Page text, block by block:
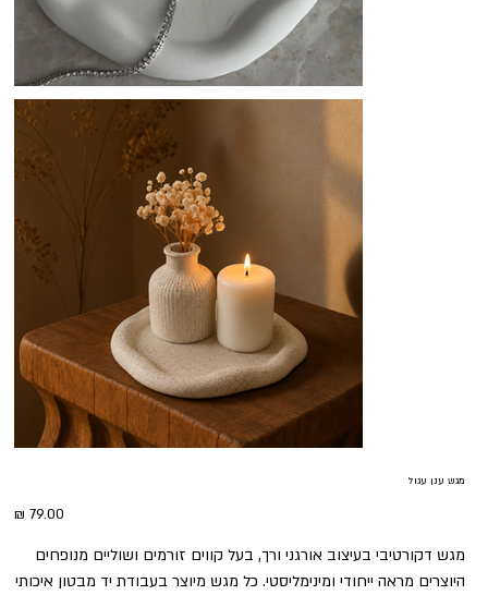
מגש ענן עגול
מגש דקורטיבי בעיצוב אורגני ורך, בעל קווים זורמים ושוליים מנופחים
היוצרים מראה ייחודי ומינימליסטי. כל מגש מיוצר בעבודת יד מבטון איכותי